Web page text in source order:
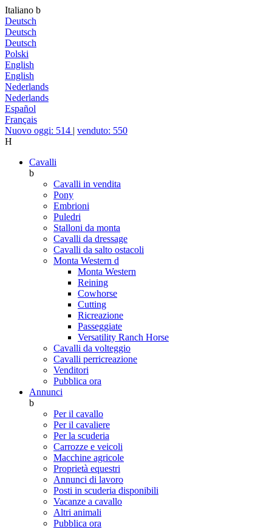
Italiano b
Deutsch
Deutsch
Deutsch
Polski
English
English
Nederlands
Nederlands
Español
Français
Nuovo oggi: 514 | venduto: 550
H
Cavalli
b
Cavalli in vendita
Pony
Embrioni
Puledri
Stalloni da monta
Cavalli da dressage
Cavalli da salto ostacoli
Monta Western d
Monta Western
Reining
Cowhorse
Cutting
Ricreazione
Passeggiate
Versatility Ranch Horse
Cavalli da volteggio
Cavalli perricreazione
Venditori
Pubblica ora
Annunci
b
Per il cavallo
Per il cavaliere
Per la scuderia
Carrozze e veicoli
Macchine agricole
Proprietà equestri
Annunci di lavoro
Posti in scuderia disponibili
Vacanze a cavallo
Altri animali
Pubblica ora